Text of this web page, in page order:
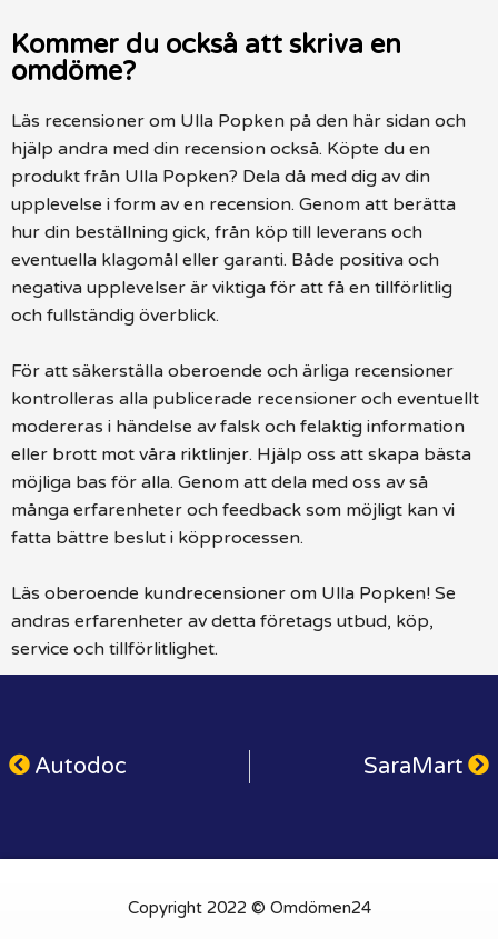
Kommer du också att skriva en
omdöme?
Läs recensioner om Ulla Popken på den här sidan och
hjälp andra med din recension också. Köpte du en
produkt från Ulla Popken? Dela då med dig av din
upplevelse i form av en recension. Genom att berätta
hur din beställning gick, från köp till leverans och
eventuella klagomål eller garanti. Både positiva och
negativa upplevelser är viktiga för att få en tillförlitlig
och fullständig överblick.
För att säkerställa oberoende och ärliga recensioner
kontrolleras alla publicerade recensioner och eventuellt
modereras i händelse av falsk och felaktig information
eller brott mot våra riktlinjer. Hjälp oss att skapa bästa
möjliga bas för alla. Genom att dela med oss av så
många erfarenheter och feedback som möjligt kan vi
fatta bättre beslut i köpprocessen.
Läs oberoende kundrecensioner om Ulla Popken! Se
andras erfarenheter av detta företags utbud, köp,
service och tillförlitlighet.
Autodoc SaraMart
Copyright 2022 © Omdömen24